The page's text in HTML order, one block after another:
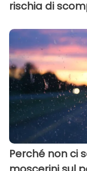
rischia di
Perché non ci